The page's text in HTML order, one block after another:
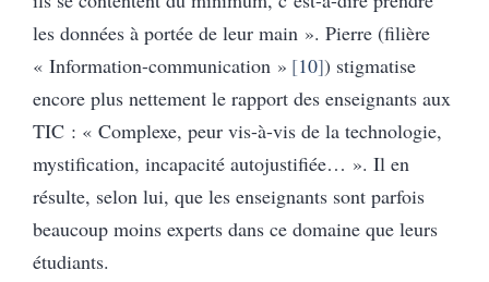
les données à portée de leur main ». Pierre (filière
« Information-communication » 10 ) stigmatise
encore plus nettement le rapport des enseignants aux
TIC : « Complexe, peur vis-à-vis de la technologie,
mystification, incapacité autojustifiée… ». Il en
résulte, selon lui, que les enseignants sont parfois
beaucoup moins experts dans ce domaine que leurs
étudiants.